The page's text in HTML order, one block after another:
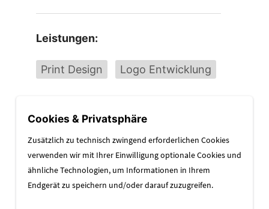
Leistungen:
Print Design Logo Entwicklung
Im Detail
Cookies & Privatsphäre
Zusätzlich zu technisch zwingend erforderlichen Cookies
verwenden wir mit Ihrer Einwilligung optionale Cookies und
ähnliche Technologien, um Informationen in Ihrem
Endgerät zu speichern und/oder darauf zuzugreifen.